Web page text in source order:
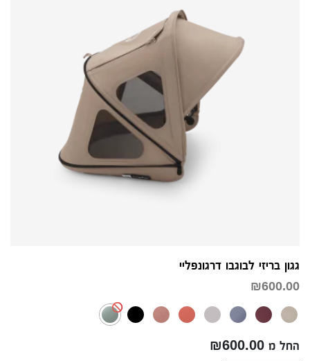
גגון בריזי לבוגבו דרגונפליי
₪600.00
החל מ ₪600.00